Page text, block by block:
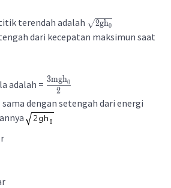
terendah adalah
2gh0
dari kecepatan maksimun saat
adalah =
2
3mgh0
dengan setengah dari energi